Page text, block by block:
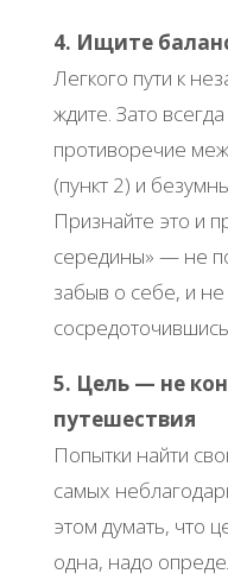
4. Ищите
Легкого пути к
ждите. Зато
противоречие
(пункт 2) и
Признайте это и
середины» — не
забыв о себе, и
5. Цель — не
путешествия
Попытки найти
самых
этом думать, что
одна, надо